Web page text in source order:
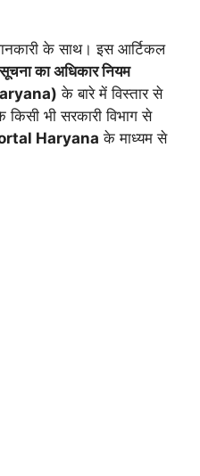
के साथ। इस आर्टिकल
सूचना का अधिकार नियम
के बारे में विस्तार से
किसी भी सरकारी विभाग से
Haryana के माध्यम से